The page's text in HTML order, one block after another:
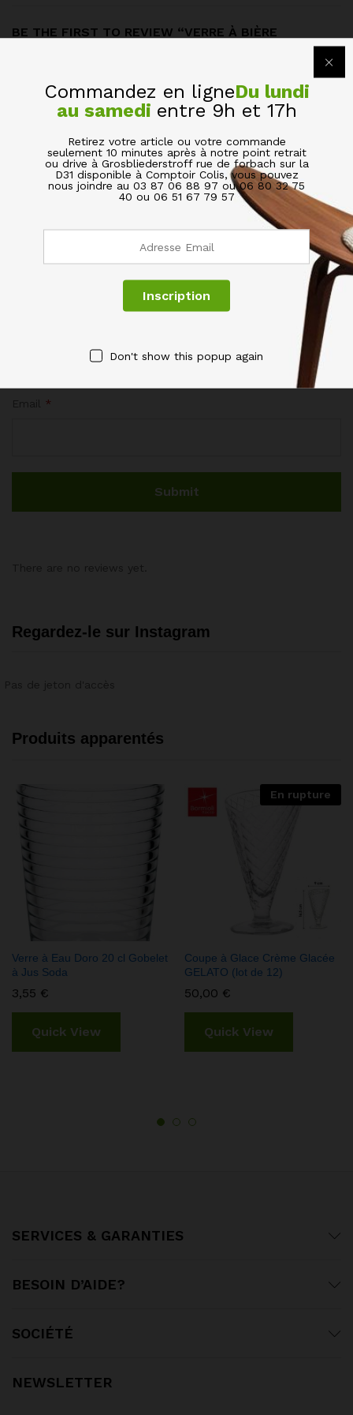
BE THE FIRST TO REVIEW “VERRE À BIÈRE
Votre adresse de messagerie ne sera pas publiée. Les
champs obligatoires sont indiqués avec
Votre évaluation de ce produit
*
Regardez-le sur Instagram
Produits apparentés
Verre à Eau Doro 20 cl Gobelet
à Jus Soda
3,55 €
Quick View
En rupture
Coupe à Glace Crème Glacée
GELATO (lot de 12)
50,00 €
Quick View
SERVICES & GARANTIES
BESOIN D’AIDE?
SOCIÉTÉ
NEWSLETTER
Commandez en ligneDu lundi
au samedi entre 9h et 17h
Retirez votre article ou votre commande
seulement 10 minutes après à notre point retrait
ou drive à Grosbliederstroff rue de forbach sur la
D31 disponible à Comptoir Colis, vous pouvez
nous joindre au 03 87 06 88 97 ou 06 80 32 75
40 ou 06 51 67 79 57
Don't show this popup again